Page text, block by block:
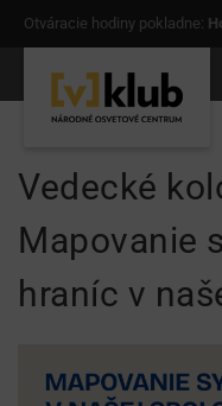
Otváracie hodiny pokladne:
Vedecké
Mapovanie
hraníc v